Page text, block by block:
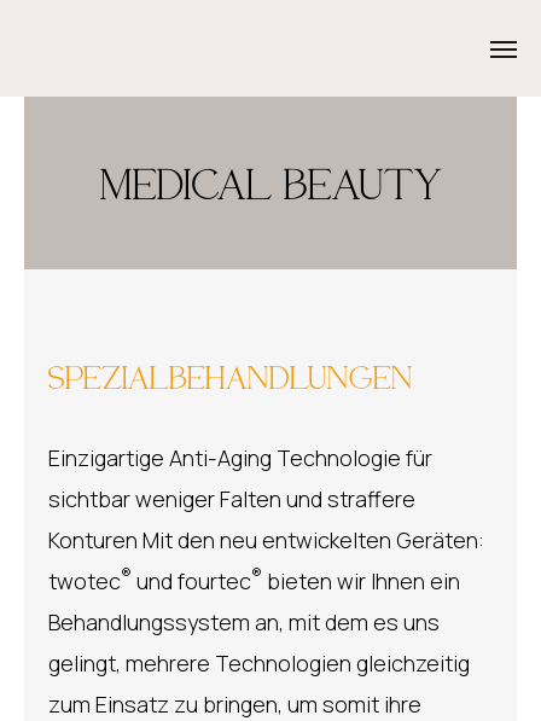
MEDICAL BEAUTY
SPEZIALBEHANDLUNGEN
Einzigartige Anti-Aging Technologie für
sichtbar weniger Falten und straffere
Konturen Mit den neu entwickelten Geräten:
twotec® und fourtec® bieten wir Ihnen ein
Behandlungssystem an, mit dem es uns
gelingt, mehrere Technologien gleichzeitig
zum Einsatz zu bringen, um somit ihre